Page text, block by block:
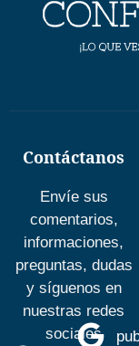
Contáctanos
Envíe sus
comentarios,
informaciones,
preguntas, dudas
y síguenos en
nuestras redes
sociales